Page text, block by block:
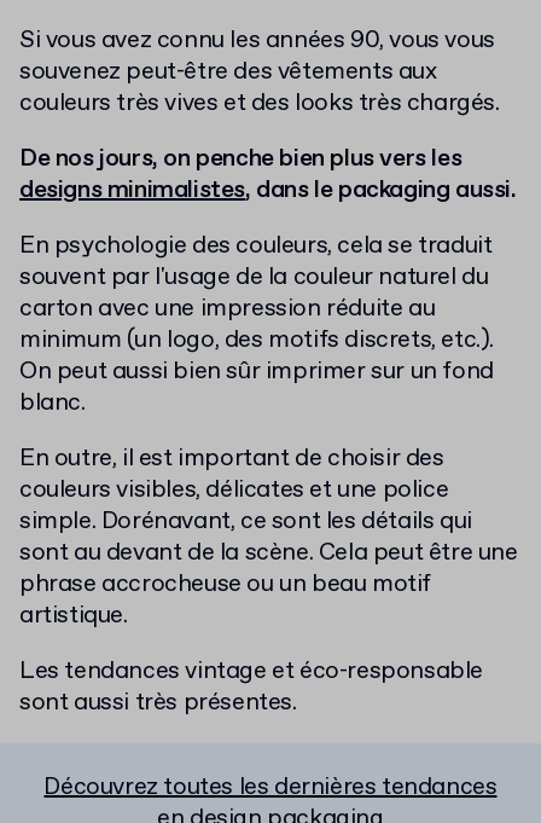
Si vous avez connu les années 90, vous vous
souvenez peut-être des vêtements aux
couleurs très vives et des looks très chargés.
De nos jours, on penche bien plus vers les
designs minimalistes, dans le packaging aussi.
En psychologie des couleurs, cela se traduit
souvent par l'usage de la couleur naturel du
carton avec une impression réduite au
minimum (un logo, des motifs discrets, etc.).
On peut aussi bien sûr imprimer sur un fond
blanc.
En outre, il est important de choisir des
couleurs visibles, délicates et une police
simple. Dorénavant, ce sont les détails qui
sont au devant de la scène. Cela peut être une
phrase accrocheuse ou un beau motif
artistique.
Les tendances vintage et éco-responsable
sont aussi très présentes.
Découvrez toutes les dernières tendances